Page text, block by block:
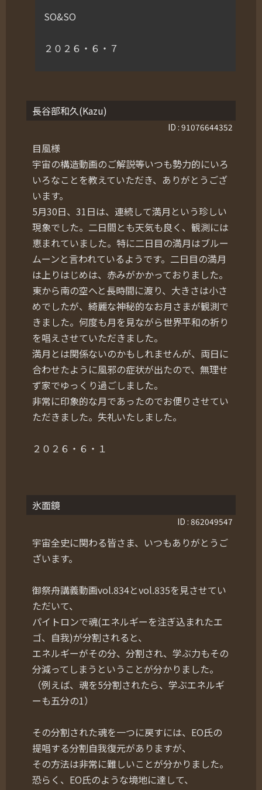
SO&SO
２０２６・６・７
長谷部和久(Kazu)
ID : 91076644352
目風様
宇宙の構造動画のご解説等いつも勢力的にいろ
いろなことを教えていただき、ありがとうござ
います。
5月30日、31日は、連続して満月という珍しい
現象でした。二日間とも天気も良く、観測には
恵まれていました。特に二日目の満月はブルー
ムーンと言われているようです。二日目の満月
は上りはじめは、赤みがかかっておりました。
東から南の空へと長時間に渡り、大きさは小さ
めでしたが、綺麗な神秘的なお月さまが観測で
きました。何度も月を見ながら世界平和の祈り
を唱えさせていただきました。
満月とは関係ないのかもしれませんが、両日に
合わせたように風邪の症状が出たので、無理せ
ず家でゆっくり過ごしました。
非常に印象的な月であったのでお便りさせてい
ただきました。失礼いたしました。
２０２６・６・１
氷面鏡
ID : 862049547
宇宙全史に関わる皆さま、いつもありがとうご
ざいます。
御祭舟講義動画vol.834とvol.835を見させてい
ただいて、
パイトロンで魂(エネルギーを注ぎ込まれたエ
ゴ、自我)が分割されると、
エネルギーがその分、分割され、学ぶ力もその
分減ってしまうということが分かりました。
（例えば、魂を5分割されたら、学ぶエネルギ
ーも五分の1）
その分割された魂を一つに戻すには、EO氏の
提唱する分割自我復元がありますが、
その方法は非常に難しいことが分かりました。
恐らく、EO氏のような境地に達して、